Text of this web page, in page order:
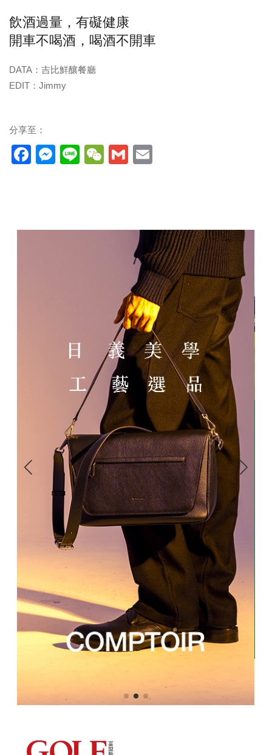
飲酒過量，有礙健康
開車不喝酒，喝酒不開車
DATA：吉比鮮釀餐廳
EDIT：Jimmy
分享至：
Facebook
Messenger
LineWeChat
Gmail